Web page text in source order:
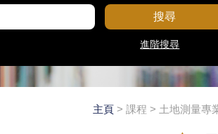
搜尋
進階搜尋
主頁 > 課程 > 土地測量專